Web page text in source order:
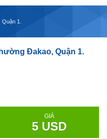
1.
Đakao, Quận 1.
GIÁ
5 USD